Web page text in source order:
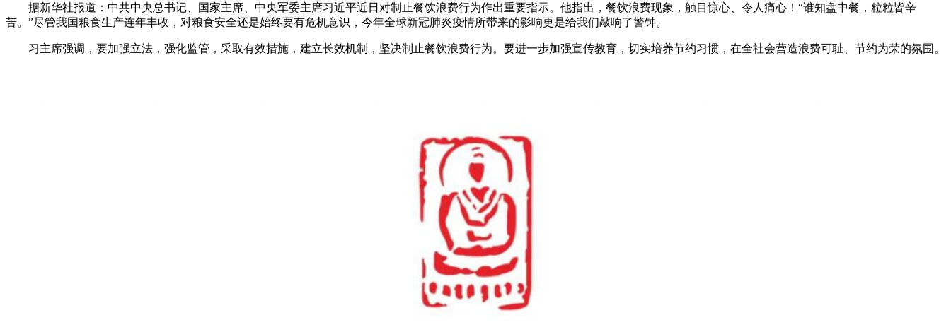
据新华社报道：中共中央总书记、国家主席、中央军委主席习近平近日对制止餐饮浪费行为作出重要指示。他指出，餐饮浪费现象，触目惊心、令人痛心！“谁知盘中餐，粒粒皆辛
苦。”尽管我国粮食生产连年丰收，对粮食安全还是始终要有危机意识，今年全球新冠肺炎疫情所带来的影响更是给我们敲响了警钟。
习主席强调，要加强立法，强化监管，采取有效措施，建立长效机制，坚决制止餐饮浪费行为。要进一步加强宣传教育，切实培养节约习惯，在全社会营造浪费可耻、节约为荣的氛围。